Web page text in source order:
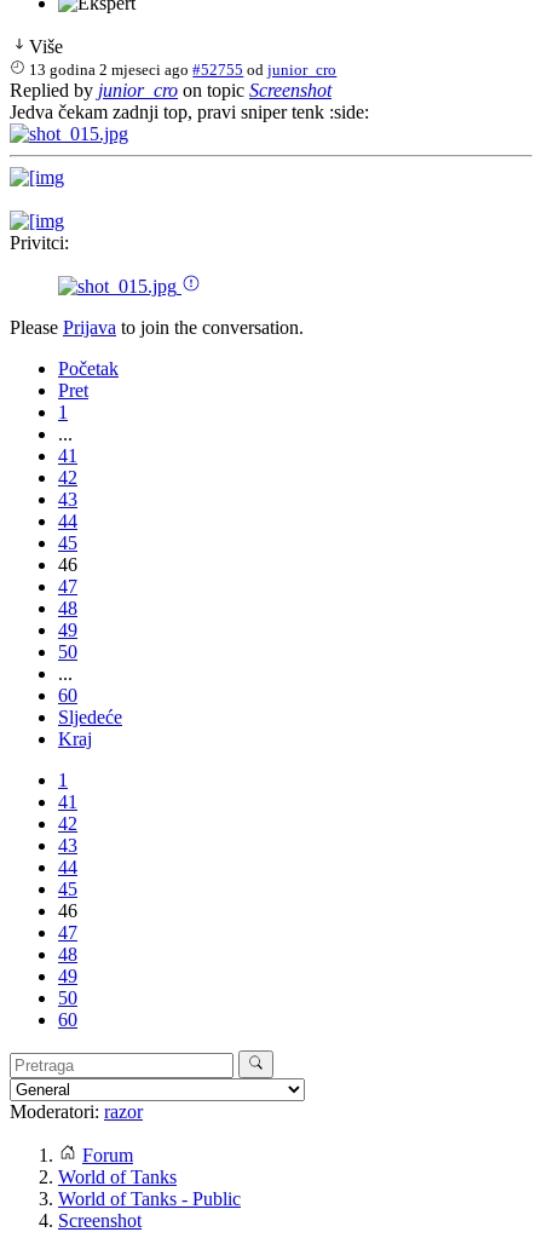
Više
13 godina 2 mjeseci ago #52755 odjunior_cro
Replied by junior_cro on topic Screenshot
Jedva čekam zadnji top, pravi sniper tenk :side:
Privitci:
Please Prijava to join the conversation.
Početak
Pret
1
...
41
42
43
44
45
46
47
48
49
50
...
60
Sljedeće
Kraj
1
41
42
43
44
45
46
47
48
49
50
60
Moderatori: razor
Forum
World of Tanks
World of Tanks - Public
Screenshot